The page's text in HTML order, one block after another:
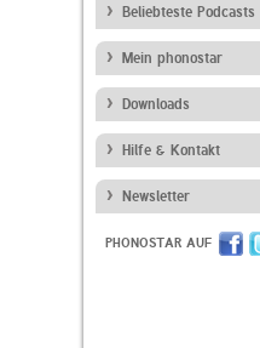
Beliebteste Podcasts
Mein phonostar
Downloads
Hilfe & Kontakt
Newsletter
PHONOSTAR AUF